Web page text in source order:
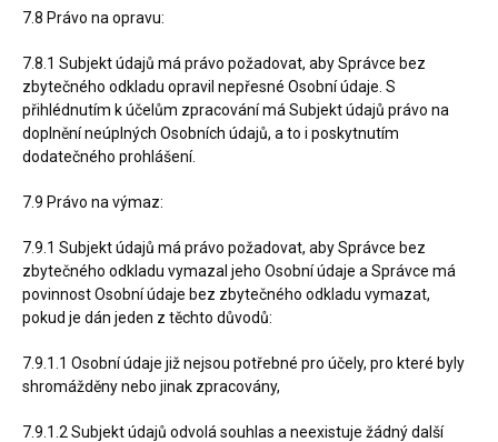
7.8 Právo na opravu:
7.8.1 Subjekt údajů má právo požadovat, aby Správce bez
zbytečného odkladu opravil nepřesné Osobní údaje. S
přihlédnutím k účelům zpracování má Subjekt údajů právo na
doplnění neúplných Osobních údajů, a to i poskytnutím
dodatečného prohlášení.
7.9 Právo na výmaz:
7.9.1 Subjekt údajů má právo požadovat, aby Správce bez
zbytečného odkladu vymazal jeho Osobní údaje a Správce má
povinnost Osobní údaje bez zbytečného odkladu vymazat,
pokud je dán jeden z těchto důvodů:
7.9.1.1 Osobní údaje již nejsou potřebné pro účely, pro které byly
shromážděny nebo jinak zpracovány,
7.9.1.2 Subjekt údajů odvolá souhlas a neexistuje žádný další